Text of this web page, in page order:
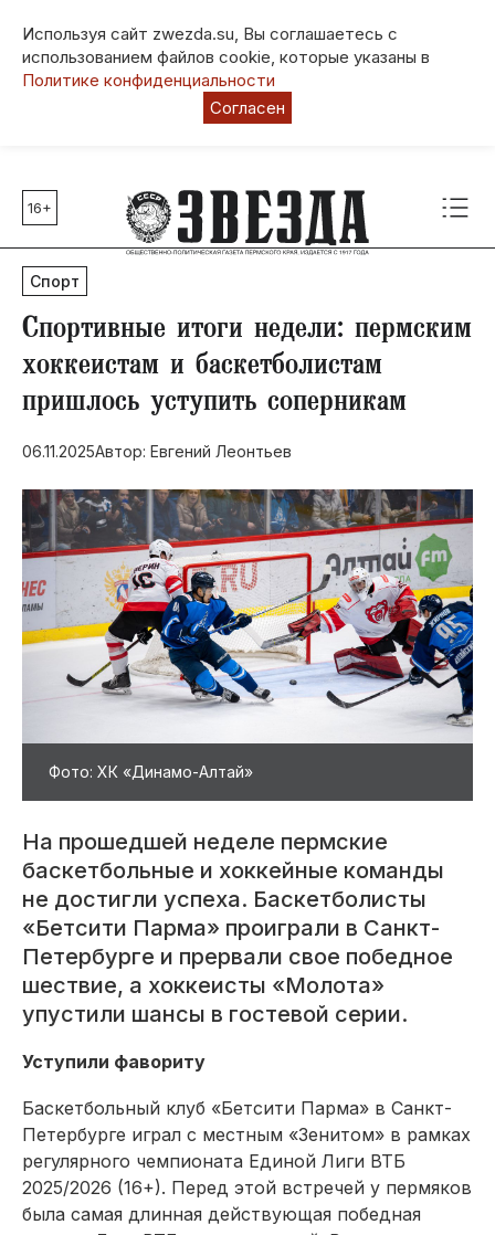
Используя сайт zwezda.su, Вы соглашаетесь с
использованием файлов cookie, которые указаны в
Политике конфиденциальности
Согласен
Главные темы
80 лет Победы
Молодежная столица РФ
СВО
Выборы в Пермском крае
Инфраструктура
Благоустройство
16+
Спорт
Спортивные итоги недели: пермским
хоккеистам и баскетболистам
пришлось уступить соперникам
06.11.2025Автор: Евгений Леонтьев
Фото: ХК «Динамо-Алтай»
​На прошедшей неделе пермские
баскетбольные и хоккейные команды
не достигли успеха. Баскетболисты
«Бетсити Парма» проиграли в Санкт-
Петербурге и прервали свое победное
шествие, а хоккеисты «Молота»
упустили шансы в гостевой серии.
Уступили фавориту
Баскетбольный клуб «Бетсити Парма» в Санкт-
Петербурге играл с местным «Зенитом» в рамках
регулярного чемпионата Единой Лиги ВТБ
2025/2026 (16+). Перед этой встречей у пермяков
была самая длинная действующая победная